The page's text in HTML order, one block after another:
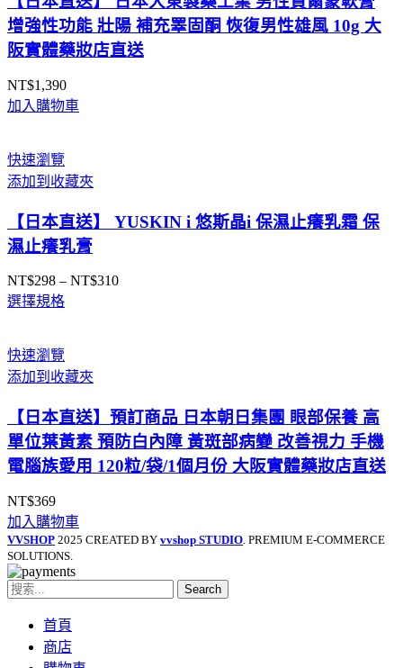
增強性功能 壯陽 補充睪固酮 恢復男性雄風 10g 大
阪實體藥妝店直送
NT$1,390
加入購物車
快速瀏覽
添加到收藏夾
【日本直送】 YUSKIN i 悠斯晶i 保濕止癢乳霜 保
濕止癢乳膏
NT$298 – NT$310價
選擇規格
快速瀏覽
添加到收藏夾
【日本直送】預訂商品 日本朝日集團 眼部保養 高
單位葉黃素 預防白內障 黃斑部病變 改善視力 手機
電腦族愛用 120粒/袋/1個月份 大阪實體藥妝店直送
NT$369
加入購物車
VVSHOP 2025 CREATED BY vvshop STUDIO . PREMIUM E-COMMERCE
SOLUTIONS.
Search
首頁
商店